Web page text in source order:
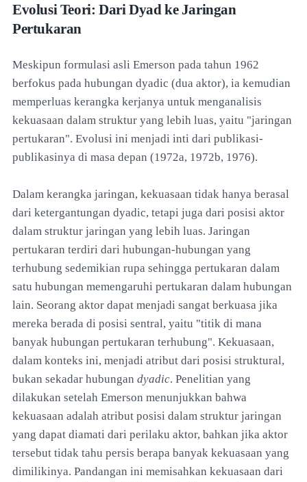
Evolusi Teori: Dari Dyad ke Jaringan
Pertukaran
Meskipun formulasi asli Emerson pada tahun 1962
berfokus pada hubungan dyadic (dua aktor), ia kemudian
memperluas kerangka kerjanya untuk menganalisis
kekuasaan dalam struktur yang lebih luas, yaitu "jaringan
pertukaran". Evolusi ini menjadi inti dari publikasi-
publikasinya di masa depan (1972a, 1972b, 1976).
Dalam kerangka jaringan, kekuasaan tidak hanya berasal
dari ketergantungan dyadic, tetapi juga dari posisi aktor
dalam struktur jaringan yang lebih luas. Jaringan
pertukaran terdiri dari hubungan-hubungan yang
terhubung sedemikian rupa sehingga pertukaran dalam
satu hubungan memengaruhi pertukaran dalam hubungan
lain. Seorang aktor dapat menjadi sangat berkuasa jika
mereka berada di posisi sentral, yaitu "titik di mana
banyak hubungan pertukaran terhubung". Kekuasaan,
dalam konteks ini, menjadi atribut dari posisi struktural,
bukan sekadar hubungan dyadic. Penelitian yang
dilakukan setelah Emerson menunjukkan bahwa
kekuasaan adalah atribut posisi dalam struktur jaringan
yang dapat diamati dari perilaku aktor, bahkan jika aktor
tersebut tidak tahu persis berapa banyak kekuasaan yang
dimilikinya. Pandangan ini memisahkan kekuasaan dari